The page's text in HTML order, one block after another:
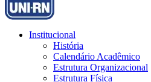
Institucional
História
Calendário Acadêmico
Estrutura Organizacional
Estrutura Física